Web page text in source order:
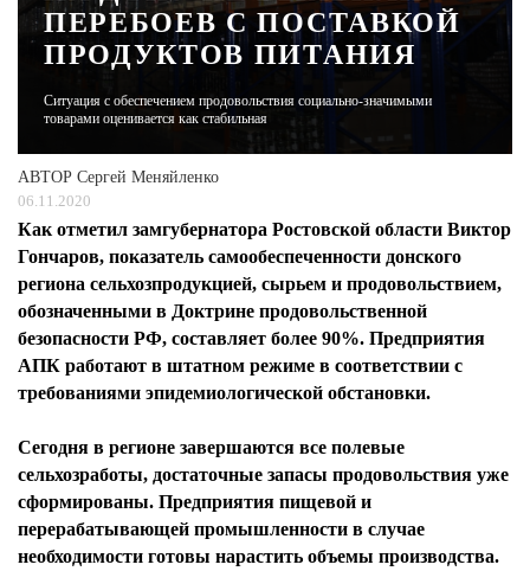
ЖУРНАЛ
ПЕРЕБОЕВ С ПОСТАВКОЙ
ПРОДУКТОВ ПИТАНИЯ
Ситуация с обеспечением продовольствия социально-значимыми
товарами оценивается как стабильная
АВТОР Сергей Меняйленко
06.11.2020
Как отметил замгубернатора Ростовской области Виктор
Гончаров, показатель самообеспеченности донского
региона сельхозпродукцией, сырьем и продовольствием,
обозначенными в Доктрине продовольственной
безопасности РФ, составляет более 90%. Предприятия
АПК работают в штатном режиме в соответствии с
требованиями эпидемиологической обстановки.
Сегодня в регионе завершаются все полевые
сельхозработы, достаточные запасы продовольствия уже
сформированы. Предприятия пищевой и
перерабатывающей промышленности в случае
необходимости готовы нарастить объемы производства.